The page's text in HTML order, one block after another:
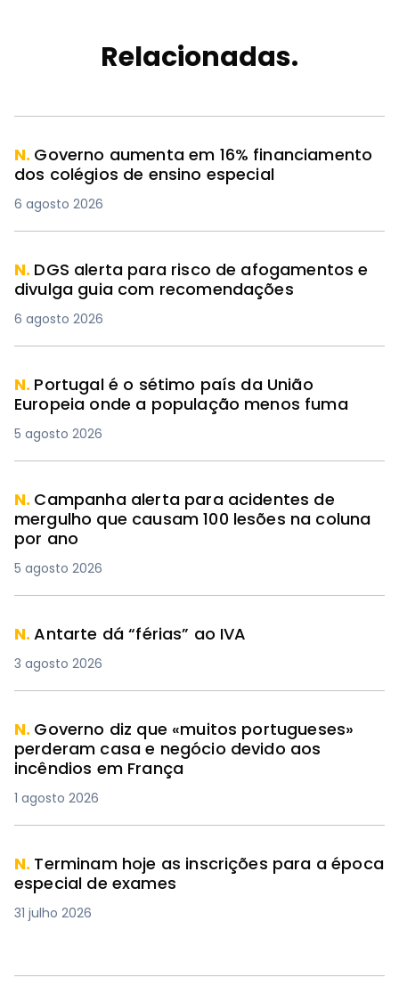
Relacionadas.
N. Governo aumenta em 16% financiamento
dos colégios de ensino especial
6 agosto 2026
N. DGS alerta para risco de afogamentos e
divulga guia com recomendações
6 agosto 2026
N. Portugal é o sétimo país da União
Europeia onde a população menos fuma
5 agosto 2026
N. Campanha alerta para acidentes de
mergulho que causam 100 lesões na coluna
por ano
5 agosto 2026
N.Antarte dá “férias” ao IVA
3 agosto 2026
N. Governo diz que «muitos portugueses»
perderam casa e negócio devido aos
incêndios em França
1 agosto 2026
N. Terminam hoje as inscrições para a época
especial de exames
31 julho 2026